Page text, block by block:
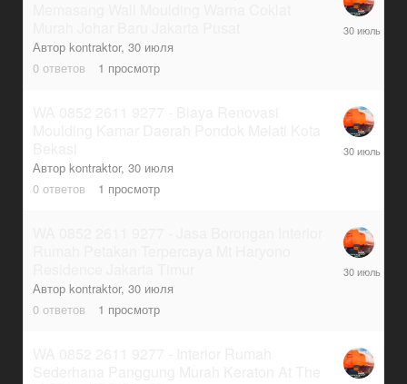
Автор kontraktor, 30 июля
0 ответов 1 просмотр
30
июля
Автор kontraktor, 30 июля
0 ответов 1 просмотр
30
июля
Автор kontraktor, 30 июля
0 ответов 1 просмотр
30
июля